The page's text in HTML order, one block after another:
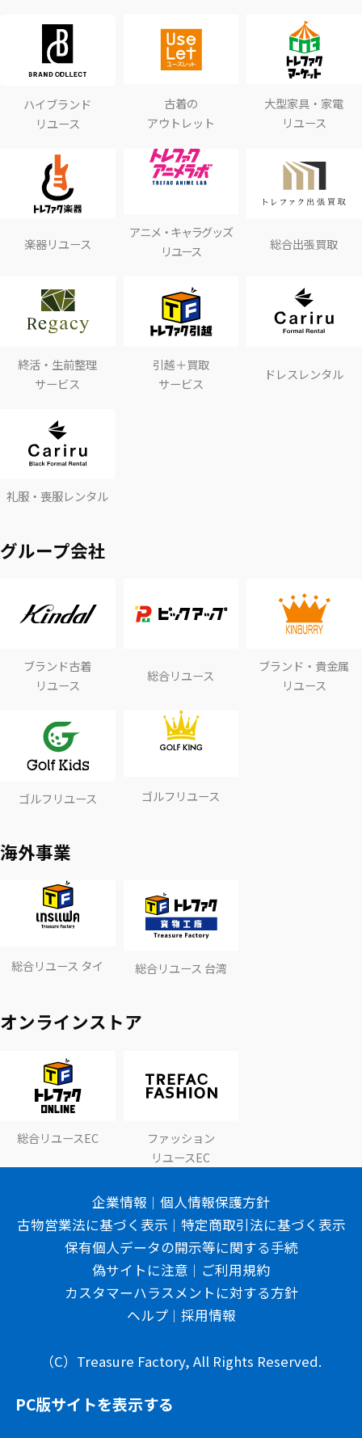
ハイブランド
リユース
古着の
アウトレット
大型家具・家電
リユース
楽器リユース
アニメ・キャラグッズ
リユース
総合出張買取
終活・生前整理
サービス
引越＋買取
サービス
ドレスレンタル
礼服・喪服レンタル
グループ会社
ブランド古着
リユース
総合リユース
ブランド・貴金属
リユース
ゴルフリユース ゴルフリユース
海外事業
総合リユース タイ 総合リユース 台湾
オンラインストア
総合リユースEC
ファッション
リユースEC
企業情報
個人情報保護方針
古物営業法に基づく表示
特定商取引法に基づく表示
保有個人データの開示等に関する手続
偽サイトに注意
ご利用規約
カスタマーハラスメントに対する方針
ヘルプ
採用情報
（C）Treasure Factory, All Rights Reserved.
PC版サイトを表示する